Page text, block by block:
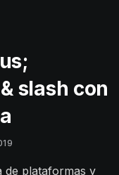
slash con
de plataformas y